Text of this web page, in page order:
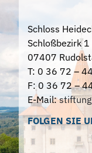
Schloss
Schloßbezirk 1
07407
T: 0 36 72 –
F: 0 36 72 –
E-Mail:
FOLGEN SIE